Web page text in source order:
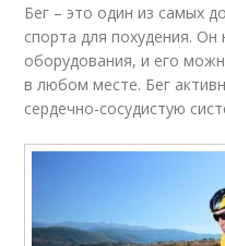
Бег – это один из самых
спорта для похудения. Он
оборудования, и его
в любом месте. Бег
сердечно-сосудистую